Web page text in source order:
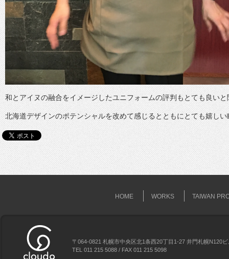
和とアイヌの融合をイメージしたユニフォームの評判もとても良いと
北海道デザインのポテンシャルを改めて感じるとともにとても嬉しい
HOME WORKS TAIWAN
〒064-0821 札幌市中央区北1条西20丁目1-27 井門札幌N120
TEL 011 215 5088 / FAX 011 215 5098